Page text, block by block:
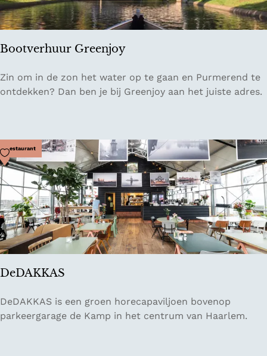
Bootverhuur Greenjoy
B
o
e
r
h
u
u
r
G
r
e
j
o
Zin om in de zon het water op te gaan en Purmerend te
ontdekken? Dan ben je bij Greenjoy aan het juiste adres.
DeDAKKAS
D
e
Restaurant
Voeg toe als favoriet
DeDAKKAS is een groen horecapaviljoen bovenop
parkeergarage de Kamp in het centrum van Haarlem.